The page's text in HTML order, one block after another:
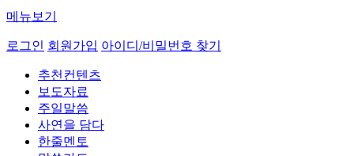
메뉴보기
로그인 회원가입 아이디/비밀번호 찾기
추천컨텐츠
보도자료
주일말씀
사연을 담다
한줄멘토